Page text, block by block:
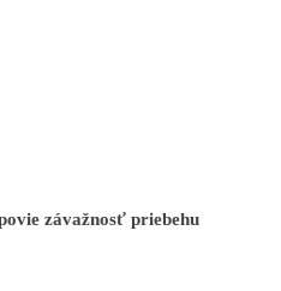
závažnosť priebehu